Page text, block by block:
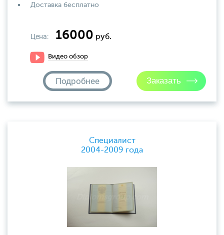
Доставка бесплатно
Цена: 16000 руб.
Видео обзор
Подробнее
Специалист
2004-2009 года